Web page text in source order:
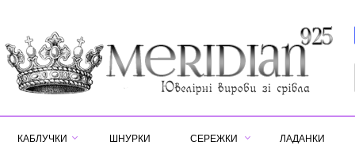
КАБЛУЧКИ ШНУРКИ СЕРЕЖКИ ЛАДАНКИ